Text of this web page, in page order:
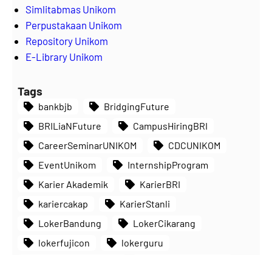
Simlitabmas Unikom
Perpustakaan Unikom
Repository Unikom
E-Library Unikom
Tags
bankbjb
BridgingFuture
BRILiaNFuture
CampusHiringBRI
CareerSeminarUNIKOM
CDCUNIKOM
EventUnikom
InternshipProgram
Karier Akademik
KarierBRI
kariercakap
KarierStanli
LokerBandung
LokerCikarang
lokerfujicon
lokerguru